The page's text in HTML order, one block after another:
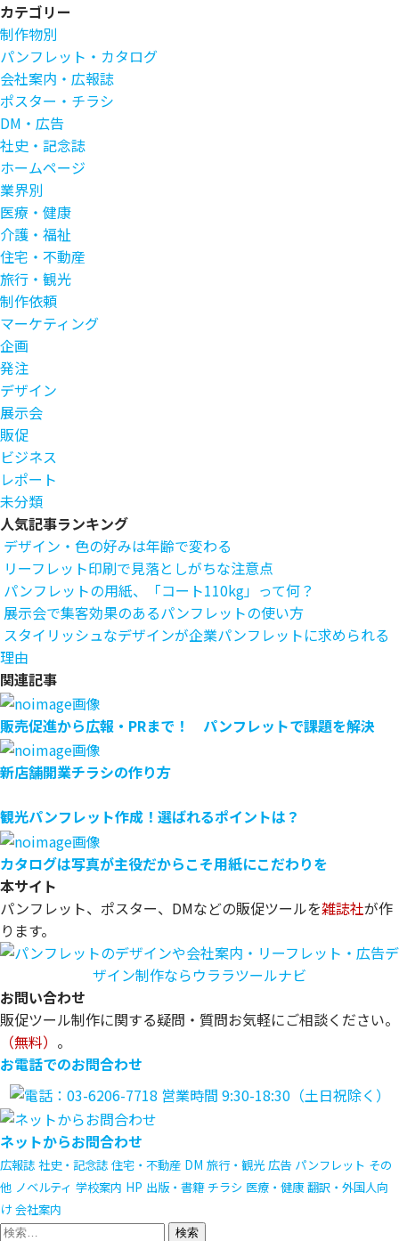
カテゴリー
制作物別
パンフレット・カタログ
会社案内・広報誌
ポスター・チラシ
DM・広告
社史・記念誌
ホームページ
業界別
医療・健康
介護・福祉
住宅・不動産
旅行・観光
制作依頼
マーケティング
企画
発注
デザイン
展示会
販促
ビジネス
レポート
未分類
人気記事ランキング
デザイン・色の好みは年齢で変わる
リーフレット印刷で見落としがちな注意点
パンフレットの用紙、「コート110kg」って何？
展示会で集客効果のあるパンフレットの使い方
スタイリッシュなデザインが企業パンフレットに求められる
理由
関連記事
販売促進から広報・PRまで！ パンフレットで課題を解決
新店舗開業チラシの作り方
観光パンフレット作成！選ばれるポイントは？
カタログは写真が主役だからこそ用紙にこだわりを
本サイト
パンフレット、ポスター、DMなどの販促ツールを雑誌社が作
ります。
お問い合わせ
販促ツール制作に関する疑問・質問お気軽にご相談ください。
（無料） 。
お電話でのお問合わせ
ネットからお問合わせ
広報誌 社史・記念誌 住宅・不動産 DM 旅行・観光 広告 パンフレット その
他 ノベルティ 学校案内 HP 出版・書籍 チラシ 医療・健康 翻訳・外国人向
け 会社案内
検